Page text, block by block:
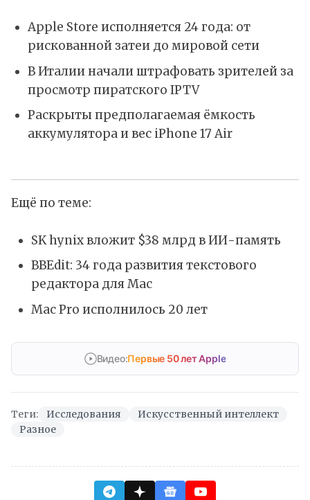
Apple Store исполняется 24 года: от
рискованной затеи до мировой сети
В Италии начали штрафовать зрителей за
просмотр пиратского IPTV
Раскрыты предполагаемая ёмкость
аккумулятора и вес iPhone 17 Air
Ещё по теме:
SK hynix вложит $38 млрд в ИИ-память
BBEdit: 34 года развития текстового
редактора для Mac
Mac Pro исполнилось 20 лет
Видео:Первые 50 лет Apple
Теги: Исследования
Искусственный интеллект
Разное